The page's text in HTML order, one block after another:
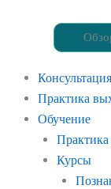
Консультация
Практика
Обучение
Курсы